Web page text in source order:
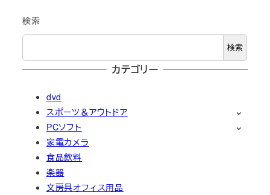
検索
検索
カテゴリー
dvd
スポーツ＆アウトドア
PCソフト
家電カメラ
食品飲料
楽器
文房具オフィス用品